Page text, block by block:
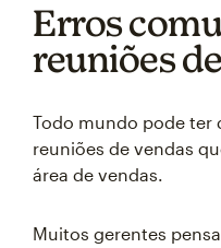
Erros
reuniões
Todo mundo pode ter
reuniões de vendas
área de vendas.
Muitos gerentes